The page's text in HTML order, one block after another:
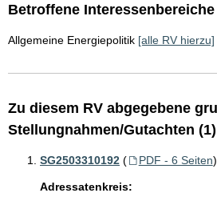
Betroffene Interessenbereiche
Allgemeine Energiepolitik [alle RV hierzu]
Zu diesem RV abgegebene
Stellungnahmen/Gutachten (1)
SG2503310192 ( PDF - 6 Seiten)
Adressatenkreis: